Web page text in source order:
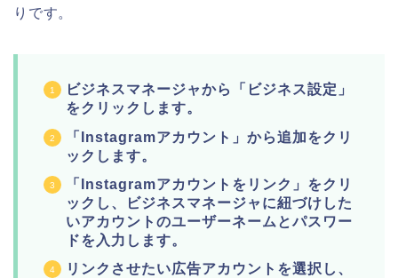
りです。
ビジネスマネージャから「ビジネス設定」
をクリックします。
「Instagramアカウント」から追加をクリ
ックします。
「Instagramアカウントをリンク」をクリ
ックし、ビジネスマネージャに紐づけした
いアカウントのユーザーネームとパスワー
ドを入力します。
リンクさせたい広告アカウントを選択し、